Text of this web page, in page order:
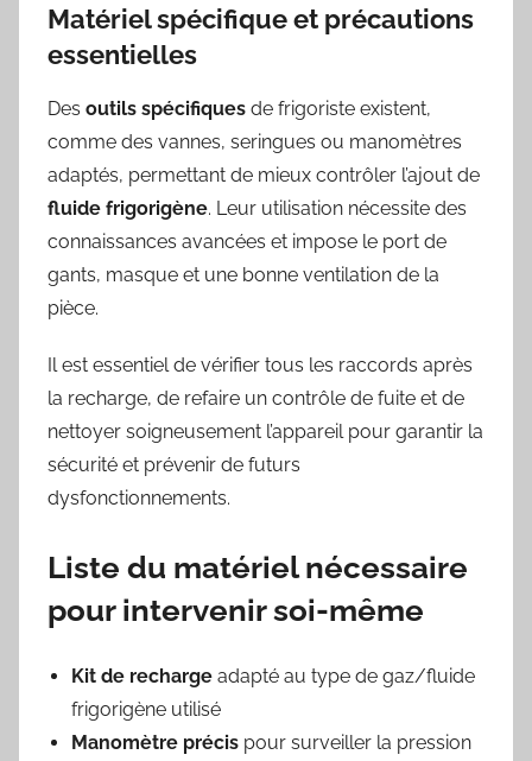
Matériel spécifique et précautions
essentielles
Des outils spécifiques de frigoriste existent,
comme des vannes, seringues ou manomètres
adaptés, permettant de mieux contrôler l’ajout de
fluide frigorigène. Leur utilisation nécessite des
connaissances avancées et impose le port de
gants, masque et une bonne ventilation de la
pièce.
Il est essentiel de vérifier tous les raccords après
la recharge, de refaire un contrôle de fuite et de
nettoyer soigneusement l’appareil pour garantir la
sécurité et prévenir de futurs
dysfonctionnements.
Liste du matériel nécessaire
pour intervenir soi-même
Kit de recharge adapté au type de gaz/fluide
frigorigène utilisé
Manomètre précis pour surveiller la pression